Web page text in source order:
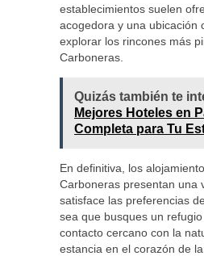
establecimientos suelen
acogedora y una ubicación
explorar los rincones más
Carboneras.
Quizás también te
Mejores Hoteles en
Completa para Tu
En definitiva, los
Carboneras presentan una
satisface las preferencias
sea que busques un
contacto cercano con la
estancia en el corazón de la